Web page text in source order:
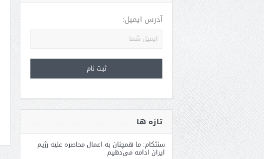
آدرس ایمیل:
تازه ها
سنتکام: ما همچنان به اعمال محاصره علیه رژیم
ایران ادامه می‌دهیم